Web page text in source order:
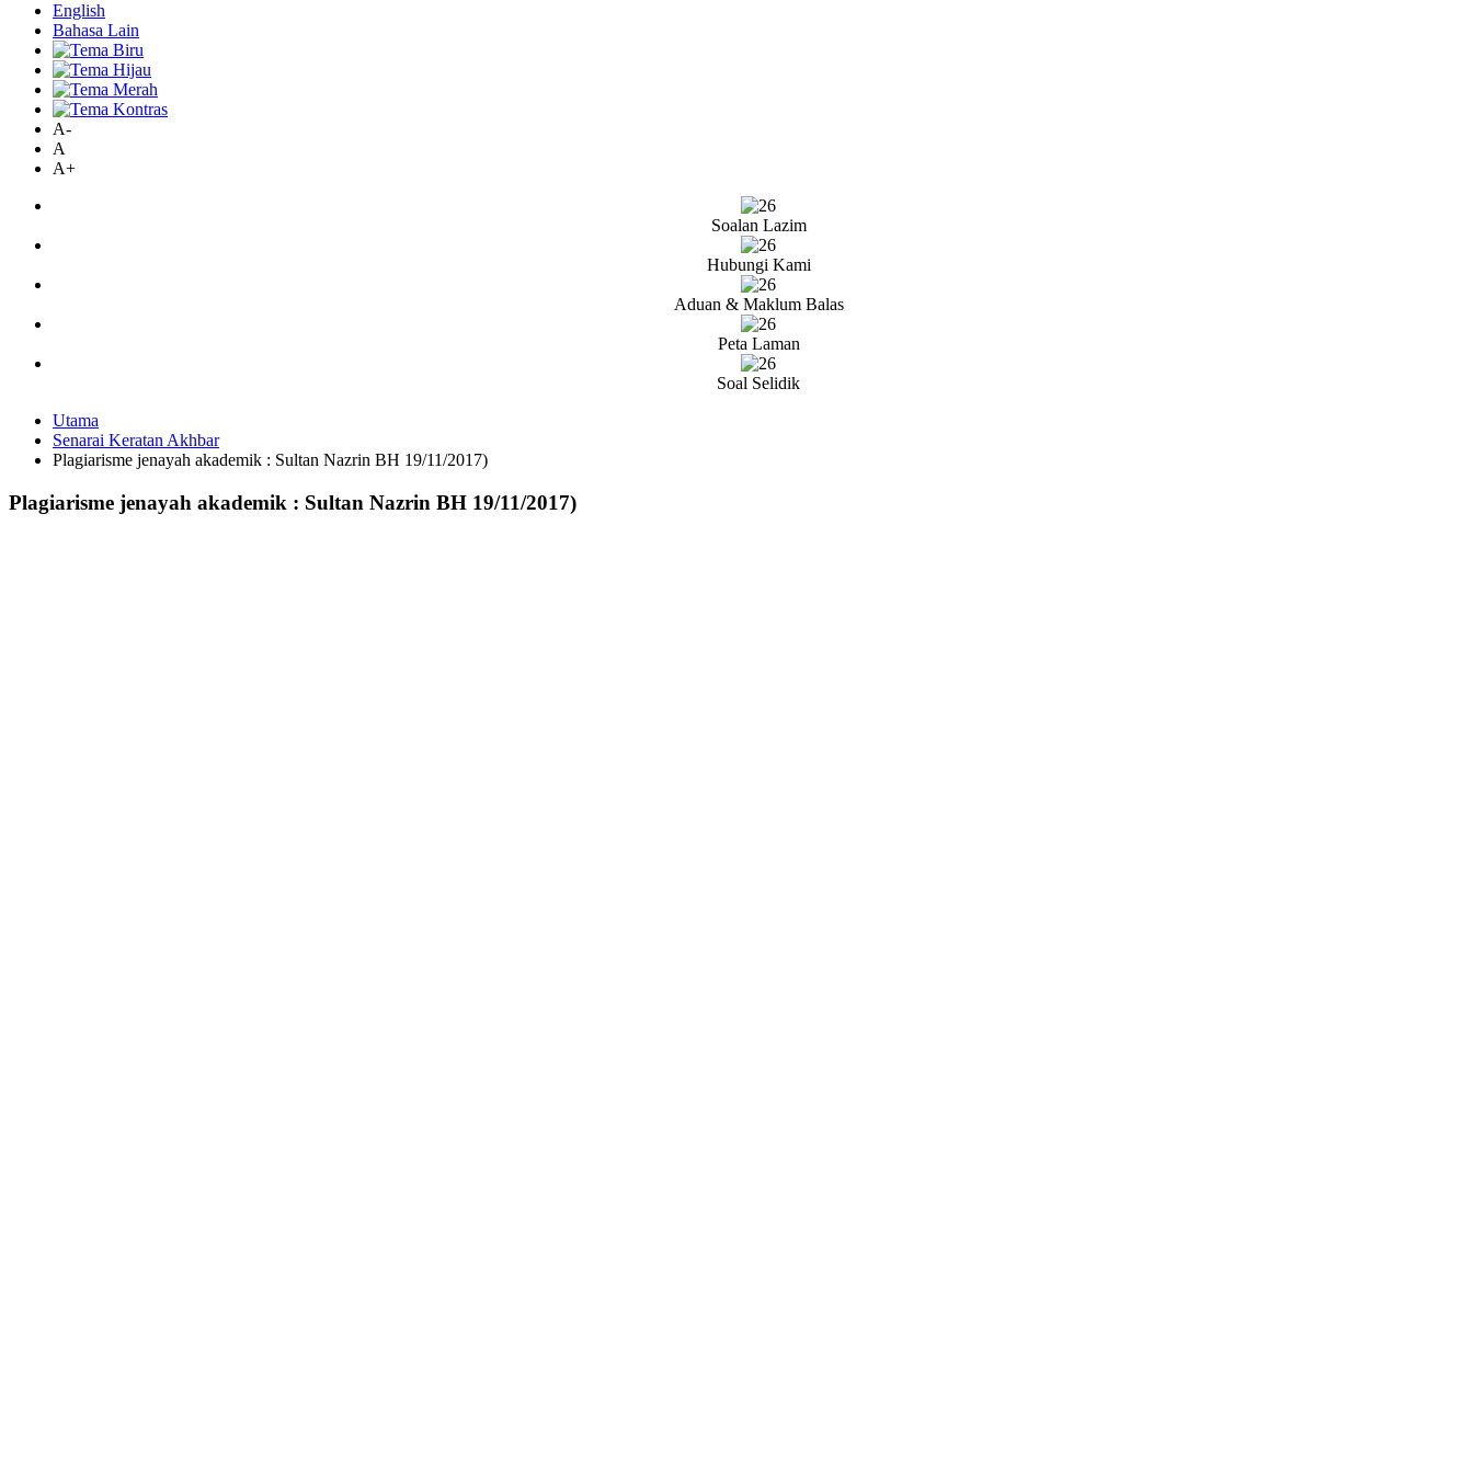
English
Bahasa Lain
A-
A
A+
Soalan Lazim
Hubungi Kami
Aduan & Maklum Balas
Peta Laman
Soal Selidik
Utama
Senarai Keratan Akhbar
Plagiarisme jenayah akademik : Sultan Nazrin BH 19/11/2017)
Plagiarisme jenayah akademik : Sultan Nazrin BH 19/11/2017)